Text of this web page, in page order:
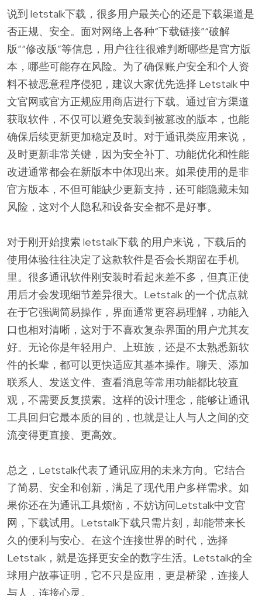
说到 letstalk下载，很多用户最关心的还是下载渠道是
否正规、安全。面对网络上各种“下载链接”“破解
版”“修改版”等信息，用户往往很难判断哪些是官方版
本，哪些可能存在风险。为了确保账户安全和个人资
料不被恶意程序侵犯，建议大家优先选择 Letstalk 中
文官网或官方正规应用商店进行下载。通过官方渠道
获取软件，不仅可以避免安装到被篡改的版本，也能
确保后续更新更加稳定及时。对于通讯类应用来说，
及时更新非常关键，因为安全补丁、功能优化和性能
改进通常都会在新版本中体现出来。如果使用的是非
官方版本，不但可能缺少更新支持，还可能隐藏未知
风险，这对个人隐私和设备安全都不是好事。
对于刚开始搜索 letstalk下载 的用户来说，下载后的
使用体验往往决定了这款软件是否会长期留在手机
里。很多通讯软件刚安装时看起来差不多，但真正使
用后才会发现细节差异很大。Letstalk 的一个优点就
在于它强调简易操作，界面通常更容易理解，功能入
口也相对清晰，这对于不喜欢复杂界面的用户尤其友
好。无论你是年轻用户、上班族，还是不太熟悉新软
件的长辈，都可以更快适应其基本操作。聊天、添加
联系人、发送文件、查看消息等常用功能都比较直
观，不需要反复摸索。这样的设计理念，能够让通讯
工具回归它最本质的目的，也就是让人与人之间的交
流变得更直接、更高效。
总之，Letstalk代表了通讯应用的未来方向。它结合
了简易、安全和创新，满足了现代用户多样需求。如
果你还在为通讯工具烦恼，不妨访问Letstalk中文官
网，下载试用。Letstalk下载只需片刻，却能带来长
久的便利与安心。在这个连接世界的时代，选择
Letstalk，就是选择更安全的数字生活。Letstalk的全
球用户故事证明，它不只是应用，更是桥梁，连接人
与人，连接心灵。